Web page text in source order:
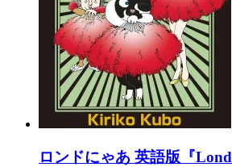
ロンドにゃあ 英語版『